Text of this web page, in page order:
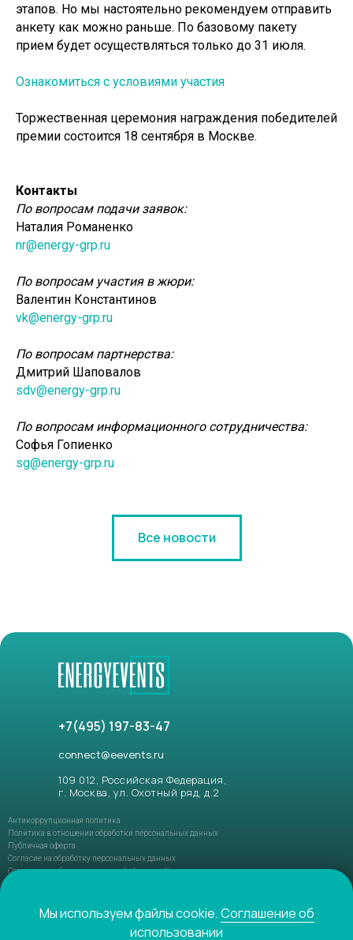
этапов. Но мы настоятельно рекомендуем отправить
анкету как можно раньше. По базовому пакету
прием будет осуществляться только до 31 июля.
Ознакомиться с условиями участия
Торжественная церемония награждения победителей
премии состоится 18 сентября в Москве.
Контакты
По вопросам подачи заявок:
Наталия Романенко
nr@energy-grp.ru
По вопросам участия в жюри:
Валентин Константинов
vk@energy-grp.ru
По вопросам партнерства:
Дмитрий Шаповалов
sdv@energy-grp.ru
По вопросам информационного сотрудничества:
Софья Гопиенко
sg@energy-grp.ru
Все новости
© 2021-2026 ENERGYEVENTS. Все права защищены
109 012, Российская Федерация,
г. Москва, ул. Охотный ряд, д.2
+7(495) 197-83-47
connect@eevents.ru
Антикоррупционная политика
Политика в отношении обработки персональных данных
Публичная оферта
Согласие на обработку персональных данных
Соглашение об использовании файлов-cookie
Мы используем файлы cookie.Соглашение об
использовании